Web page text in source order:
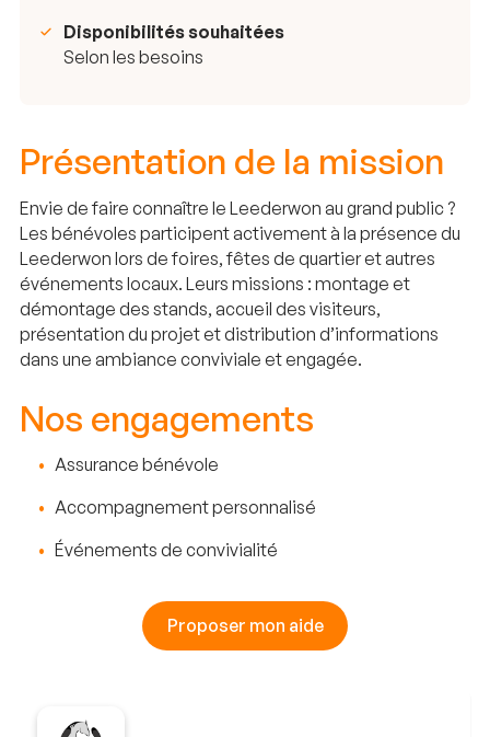
Disponibilités souhaitées
Selon les besoins
Présentation de la mission
Envie de faire connaître le Leederwon au grand public ?
Les bénévoles participent activement à la présence du
Leederwon lors de foires, fêtes de quartier et autres
événements locaux. Leurs missions : montage et
démontage des stands, accueil des visiteurs,
présentation du projet et distribution d’informations
dans une ambiance conviviale et engagée.
Nos engagements
Assurance bénévole
Accompagnement personnalisé
Événements de convivialité
Proposer mon aide